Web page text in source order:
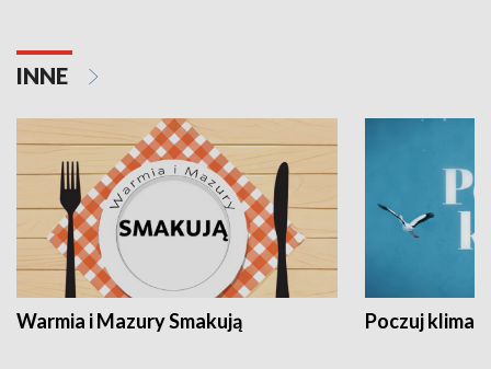
INNE
Warmia i Mazury Smakują Poczuj klimat